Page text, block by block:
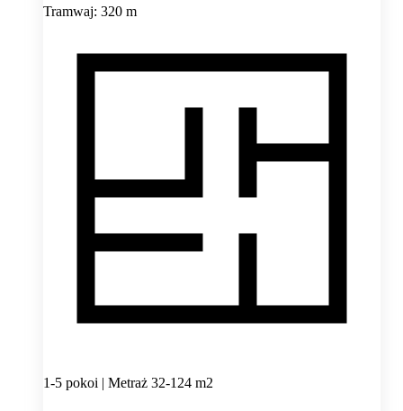
Tramwaj: 320 m
1-5 pokoi | Metraż 32-124 m2